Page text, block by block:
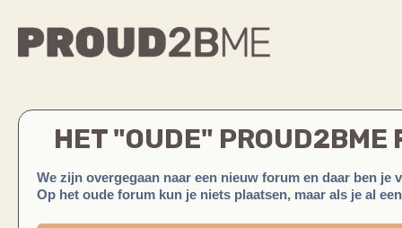
HET "OUDE" PROUD2BME
We zijn overgegaan naar een nieuw forum en daar ben je
Op het oude forum kun je niets plaatsen, maar als je al